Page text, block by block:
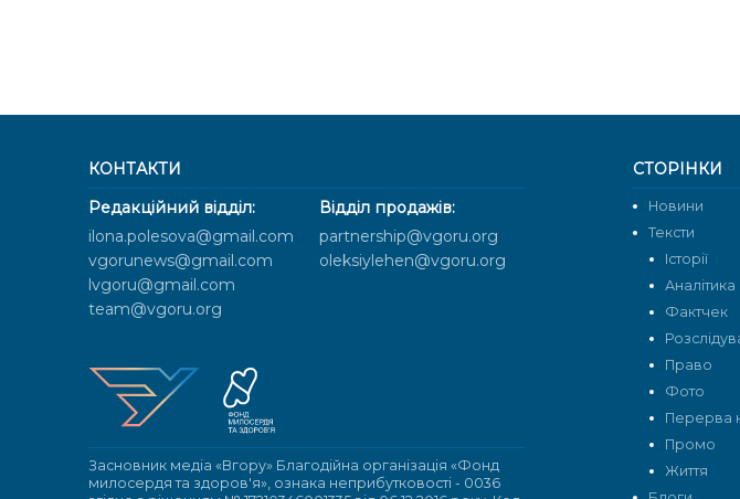
КОНТАКТИ
Редакційний відділ:
ilona.polesova@gmail.com
vgorunews@gmail.com
lvgoru@gmail.com
team@vgoru.org
Відділ продажів:
partnership@vgoru.org
oleksiylehen@vgoru.org
Засновник медіа «Вгору» Благодійна організація «Фонд
милосердя та здоров'я», ознака неприбутковості - 0036
СТОРІНКИ
Новини
Тексти
Історії
Аналітика
Фактчек
Право
Фото
Перерва
Промо
Життя